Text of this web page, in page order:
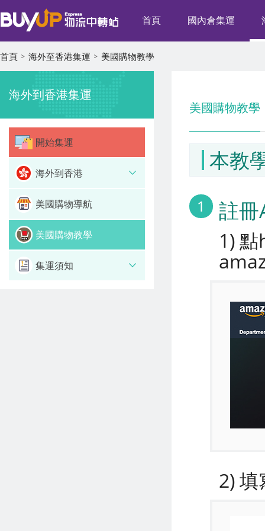
首頁 國內倉集運
首頁 海外至香港集運 美國購物教學
海外到香港集運
開始集運
海外到香港
美國購物導航
美國購物教學
集運須知
美國購物教學
本教
1 註
1) 點
2)